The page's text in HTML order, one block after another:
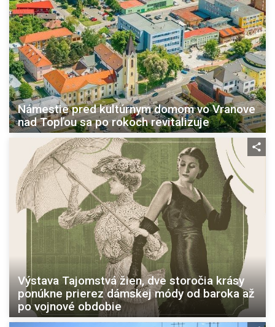
Námestie pred kultúrnym domom vo Vranove
nad Topľou sa po rokoch revitalizuje
Výstava Tajomstvá žien, dve storočia krásy
ponúkne prierez dámskej módy od baroka až
po vojnové obdobie